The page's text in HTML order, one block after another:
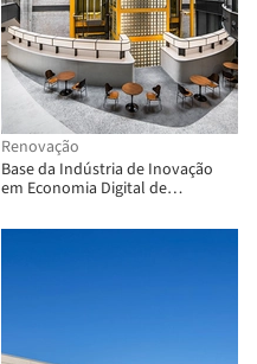
Renovação
Base da Indústria de Inovação
em Economia Digital de